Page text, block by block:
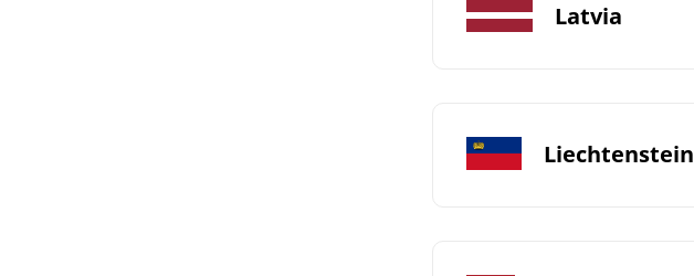
Latvia
Liechtenstein